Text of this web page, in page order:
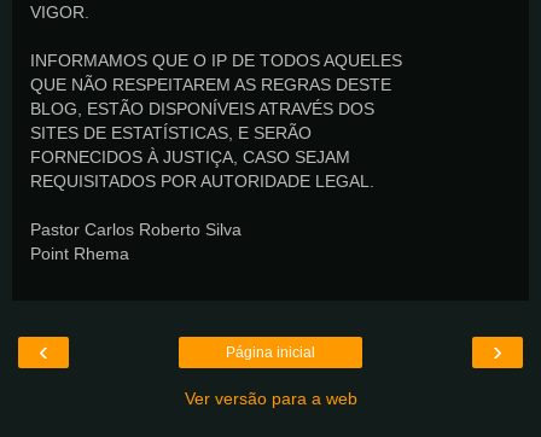
VIGOR.
INFORMAMOS QUE O IP DE TODOS AQUELES
QUE NÃO RESPEITAREM AS REGRAS DESTE
BLOG, ESTÃO DISPONÍVEIS ATRAVÉS DOS
SITES DE ESTATÍSTICAS, E SERÃO
FORNECIDOS À JUSTIÇA, CASO SEJAM
REQUISITADOS POR AUTORIDADE LEGAL.
Pastor Carlos Roberto Silva
Point Rhema
‹ ›
Página inicial
Ver versão para a web